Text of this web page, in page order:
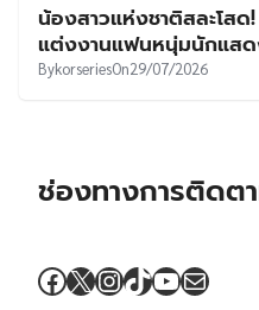
น้องสาวแห่งชาติสละโส
แต่งงานแฟนหนุ่มนักแส
BykorseriesOn29/07/2026
ช่องทางการติดตา
Facebook
X Instagram
TikTok
YouTube
Mail